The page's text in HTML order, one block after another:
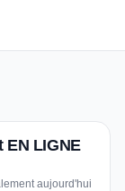
EN LIGNE
aujourd'hui